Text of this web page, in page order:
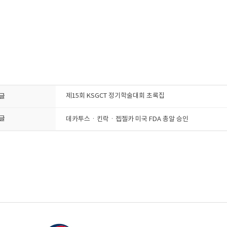
제15회 KSGCT 정기학술대회 초록집
데카투스ㆍ킨락ㆍ젭젤카 미국 FDA 총알 승인